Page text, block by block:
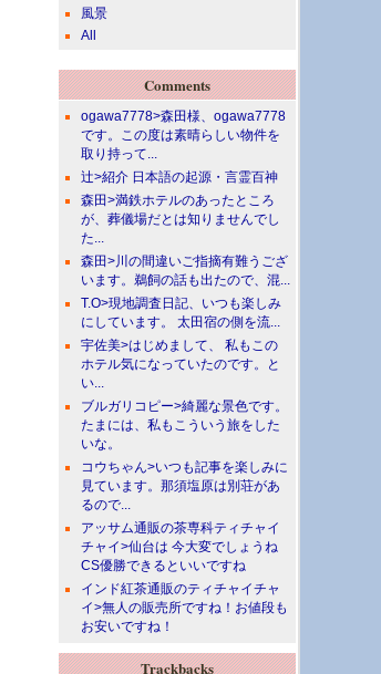
風景
All
Comments
ogawa7778>森田様、ogawa7778
です。この度は素晴らしい物件を
取り持って...
辻>紹介 日本語の起源・言霊百神
森田>満鉄ホテルのあったところ
が、葬儀場だとは知りませんでし
た...
森田>川の間違いご指摘有難うござ
います。鵜飼の話も出たので、混...
T.O>現地調査日記、いつも楽しみ
にしています。 太田宿の側を流...
宇佐美>はじめまして、 私もこの
ホテル気になっていたのです。と
い...
ブルガリコピー>綺麗な景色です。
たまには、私もこういう旅をした
いな。
コウちゃん>いつも記事を楽しみに
見ています。那須塩原は別荘があ
るので...
アッサム通販の茶専科ティチャイ
チャイ>仙台は 今大変でしょうね
CS優勝できるといいですね
インド紅茶通販のティチャイチャ
イ>無人の販売所ですね！お値段も
お安いですね！
Trackbacks